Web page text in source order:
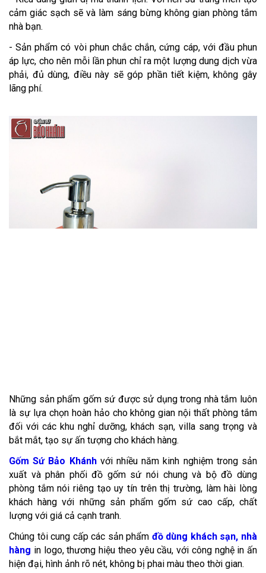
cảm giác sạch sẽ và làm sáng bừng không gian phòng tắm
nhà bạn.
- Sản phẩm có vòi phun chắc chắn, cứng cáp, với đầu phun
áp lực, cho nên mỗi lần phun chỉ ra một lượng dung dịch vừa
phải, đủ dùng, điều này sẽ góp phần tiết kiệm, không gây
lãng phí.
Những sản phẩm gốm sứ được sử dụng trong nhà tắm luôn
là sự lựa chọn hoàn hảo cho không gian nội thất phòng tắm
đối với các khu nghỉ dưỡng, khách sạn, villa sang trọng và
bắt mắt, tạo sự ấn tượng cho khách hàng.
Gốm Sứ Bảo Khánhvới nhiều năm kinh nghiệm trong sản
xuất và phân phối đồ gốm sứ nói chung và bộ đồ dùng
phòng tắm nói riêng tạo uy tín trên thị trường, làm hài lòng
khách hàng với những sản phẩm gốm sứ cao cấp, chất
lượng với giá cả cạnh tranh.
Chúng tôi cung cấp các sản phẩm đồ dùng khách sạn, nhà
hàng in logo, thương hiệu theo yêu cầu, với công nghệ in ấn
hiện đại, hình ảnh rõ nét, không bị phai màu theo thời gian.